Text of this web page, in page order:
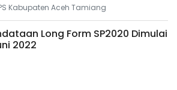
Kabupaten Aceh Tamiang
Long Form SP2020 Dimulai
2022